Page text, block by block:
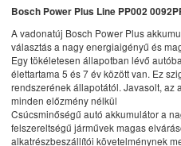
Bosch Power Plus Line PP002
A vadonatúj Bosch Power Plus
választás a nagy energiaigényű és
Egy tökéletesen állapotban lévő
élettartama 5 és 7 év között van. Ez
rendszerének állapotától. Javasolt, az
minden előzmény nélkül
Csúcsminőségű autó akkumulátor a
felszereltségű járművek magas
alkatrészbeszállítói követelménynek